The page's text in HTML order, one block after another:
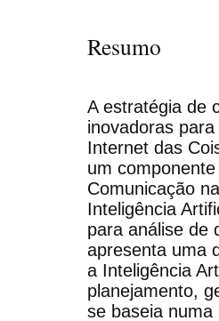
Resumo
A estratégia de
inovadoras
Internet das
um
Comunicação
Inteligência
para análise de
apresenta uma
a Inteligência
planejamento,
se baseia